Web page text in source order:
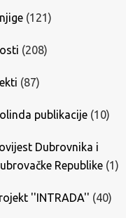
(121)
(208)
(87)
publikacije (10)
Dubrovnika i
Republike (1)
''INTRADA'' (40)